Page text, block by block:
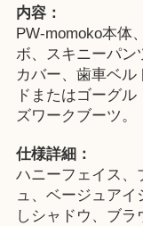
内容：
PW-momoko本体
ボ、スキニーパン
カバー、歯車ベ
ドまたはゴーグ
ズワークブーツ。
仕様詳細：
ハニーフェイス、
ュ、ベージュア
しシャドウ、ブラ